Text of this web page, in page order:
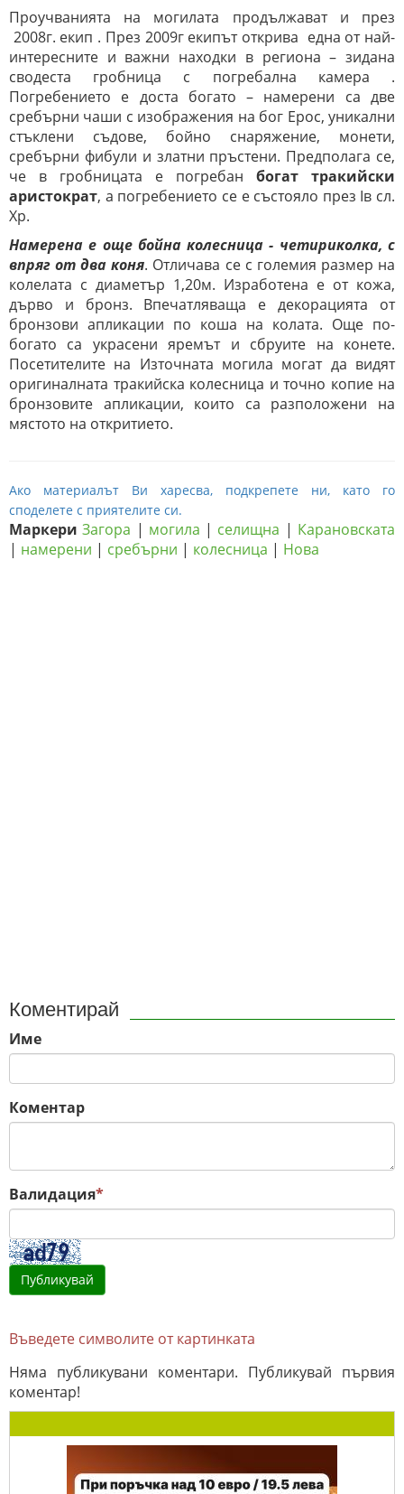
Проучванията на могилата продължават и през
2008г. екип . През 2009г екипът открива една от най-
интересните и важни находки в региона – зидана
сводеста гробница с погребална камера .
Погребението е доста богато – намерени са две
сребърни чаши с изображения на бог Ерос, уникални
стъклени съдове, бойно снаряжение, монети,
сребърни фибули и златни пръстени. Предполага се,
че в гробницата е погребан богат тракийски
аристократ, а погребението се е състояло през Iв сл.
Хр.
Намерена е още бойна колесница - четириколка, с
впряг от два коня. Отличава се с големия размер на
колелата с диаметър 1,20м. Изработена е от кожа,
дърво и бронз. Впечатляваща е декорацията от
бронзови апликации по коша на колата. Още по-
богато са украсени яремът и сбруите на конете.
Посетителите на Източната могила могат да видят
оригиналната тракийска колесница и точно копие на
бронзовите апликации, които са разположени на
мястото на откритието.
Ако материалът Ви харесва, подкрепете ни, като го
споделете с приятелите си.
Маркери Загора | могила | селищна | Карановската
| намерени | сребърни | колесница | Нова
Коментирай
Име
Коментар
Валидация*
Въведете символите от картинката
Няма публикувани коментари. Публикувай първия
коментар!